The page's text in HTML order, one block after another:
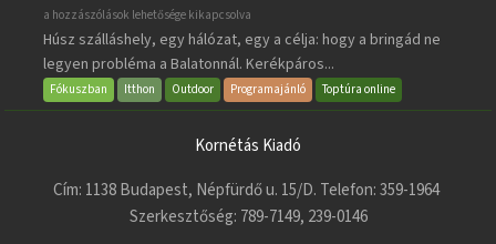
BalatonBIKE365
bejegyzéshez
a hozzászólások lehetősége kikapcsolva
Húsz szálláshely, egy hálózat, egy a célja: hogy a bringád ne
legyen probléma a Balatonnál. Kerékpáros...
Fókuszban Itthon Outdoor Programajánló Toptúra online
Kornétás Kiadó
Cím: 1138 Budapest, Népfürdő u. 15/D. Telefon: 359-1964
Szerkesztőség: 789-7149, 239-0146